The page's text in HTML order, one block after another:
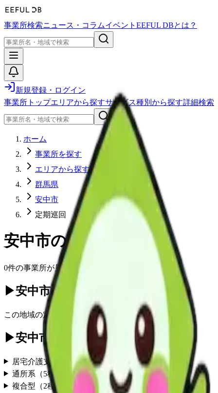
事業所検索ニュース・コラムイベント EEFUL DBとは？
新規登録・ログイン
事業所トップエリアから探すサービス種別から探す詳細検索
ホーム
事業所を探す
エリアから探す
群馬県
安中市
定期巡回
安中市の定期巡回
0件の事業所が見つかりました
▶安中市の定期巡回一覧
この地域の定期巡回 事業所情報は現在準備中です
▶安中市の他のサービス
居宅介護支援
種別）
通所系 （5種別）
複合型 （2種別）